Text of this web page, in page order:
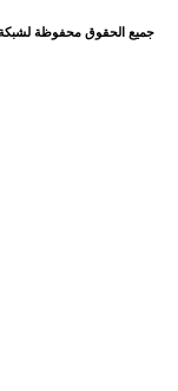
جميع الحقوق محفوظة لشبكة الهداية